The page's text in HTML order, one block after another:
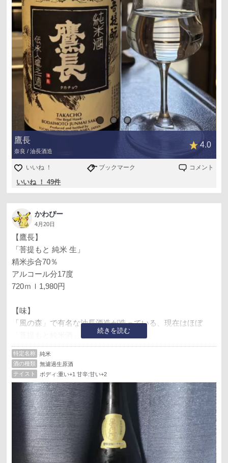
鷹長
奈良 / 油長酒造
4.0
いいね ！ ブックマーク コメント
いいね ！ 49件
かわぴー
4月20日
続きを読む
【鷹長】
「菩提もと 純米 生」
精米歩合70％
アルコール分17度
720ｍｌ1,980円
【味】
「風の森」で有名な油長酒造が造っている、現在はほぼ
「菩提もと純米酒」オンリーブランド。
「菩提もと造り」は室町時代に奈良で創醸された古くから
ある醸造法ということで、同じく奈良の人気地酒ブランド
「みむろ杉 」も菩提もとのヒット商品出してます（自分も
ファン）。
個人的には地酒はこちらの商品のように地元の歴史・風土
等のナラティブを全面に出して独自性をアピールするマー
ケティングが一つの正解だと思ってます（あくまで美味し
い前提ですが）。
味に関してはとろみを感じる濃厚な蜜や黒糖のような強い
特定名称
純米
酒の種類
無濾過生原酒
テイスト
ボディ:重い+1 甘辛:甘い+2